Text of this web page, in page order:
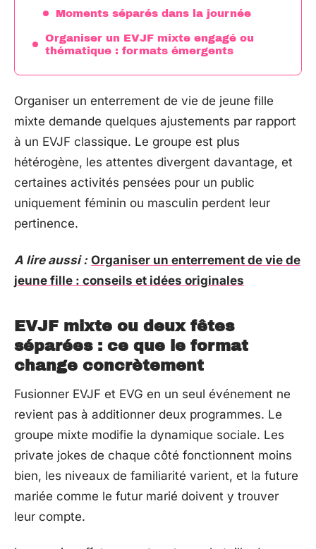
Moments séparés dans la journée
Organiser un EVJF mixte engagé ou
thématique : formats émergents
Organiser un enterrement de vie de jeune fille
mixte demande quelques ajustements par rapport
à un EVJF classique. Le groupe est plus
hétérogène, les attentes divergent davantage, et
certaines activités pensées pour un public
uniquement féminin ou masculin perdent leur
pertinence.
A lire aussi : Organiser un enterrement de vie de
jeune fille : conseils et idées originales
EVJF mixte ou deux fêtes
séparées : ce que le format
change concrètement
Fusionner EVJF et EVG en un seul événement ne
revient pas à additionner deux programmes. Le
groupe mixte modifie la dynamique sociale. Les
private jokes de chaque côté fonctionnent moins
bien, les niveaux de familiarité varient, et la future
mariée comme le futur marié doivent y trouver
leur compte.